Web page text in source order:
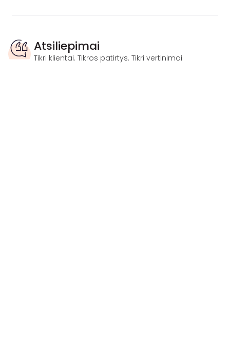
Atsiliepimai
Tikri klientai. Tikros patirtys. Tikri vertinimai